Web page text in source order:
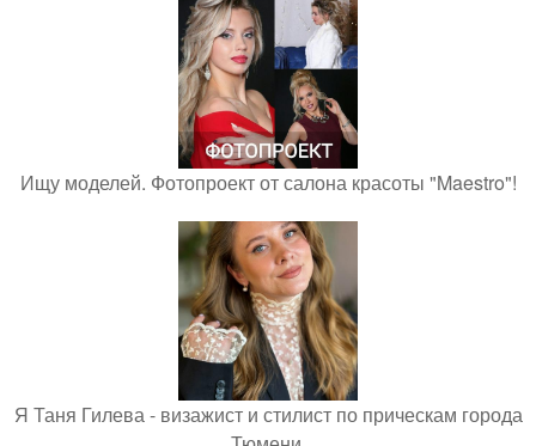
Ищу моделей. Фотопроект от салона красоты "Maestro"!
Я Таня Гилева - визажист и стилист по прическам города